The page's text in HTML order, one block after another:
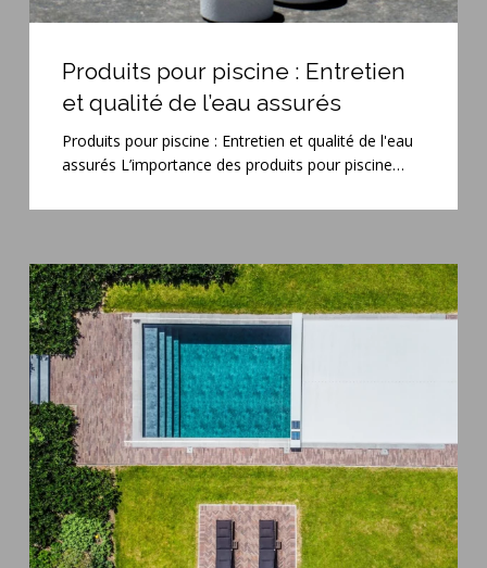
pour
piscine
Entretien
de
assurés
Produits pour piscine : Entretien
et qualité de l’eau assurés
Produits pour piscine : Entretien et qualité de l'eau
assurés L’importance des produits pour piscine…
Vente
de
couvertures
automatiques
Coverseal
pour
piscines